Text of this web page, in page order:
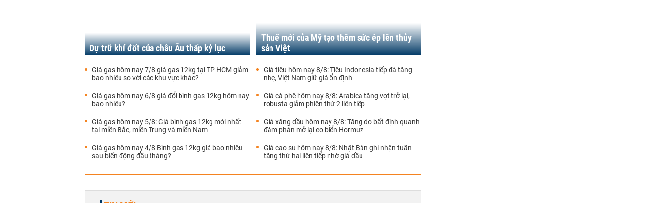
Dự trữ khí đốt của châu Âu thấp kỷ lục
Giá gas hôm nay 7/8 giá gas 12kg tại TP HCM giảm
bao nhiêu so với các khu vực khác?
Giá gas hôm nay 6/8 giá đổi bình gas 12kg hôm nay
bao nhiêu?
Giá gas hôm nay 5/8: Giá bình gas 12kg mới nhất
tại miền Bắc, miền Trung và miền Nam
Giá gas hôm nay 4/8 Bình gas 12kg giá bao nhiêu
sau biến động đầu tháng?
Thuế mới của Mỹ tạo thêm sức ép lên thủy
sản Việt
Giá tiêu hôm nay 8/8: Tiêu Indonesia tiếp đà tăng
nhẹ, Việt Nam giữ giá ổn định
Giá cà phê hôm nay 8/8: Arabica tăng vọt trở lại,
robusta giảm phiên thứ 2 liên tiếp
Giá xăng dầu hôm nay 8/8: Tăng do bất định quanh
đàm phán mở lại eo biển Hormuz
Giá cao su hôm nay 8/8: Nhật Bản ghi nhận tuần
tăng thứ hai liên tiếp nhờ giá dầu